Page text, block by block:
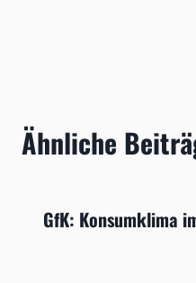
Ähnliche
GfK: Konsumklima